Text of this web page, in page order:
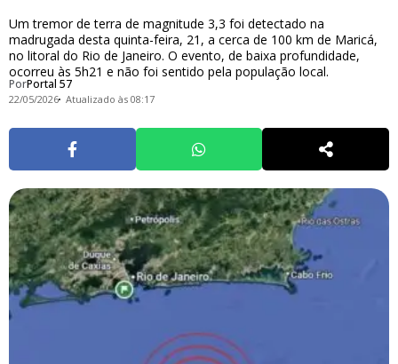
Um tremor de terra de magnitude 3,3 foi detectado na
madrugada desta quinta-feira, 21, a cerca de 100 km de Maricá,
no litoral do Rio de Janeiro. O evento, de baixa profundidade,
ocorreu às 5h21 e não foi sentido pela população local.
PorPortal 57
22/05/2026 Atualizado às 08:17